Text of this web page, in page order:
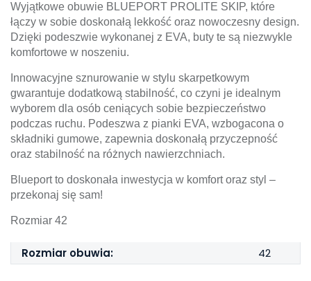
Wyjątkowe obuwie BLUEPORT PROLITE SKIP, które
łączy w sobie doskonałą lekkość oraz nowoczesny design.
Dzięki podeszwie wykonanej z EVA, buty te są niezwykle
komfortowe w noszeniu.
Innowacyjne sznurowanie w stylu skarpetkowym
gwarantuje dodatkową stabilność, co czyni je idealnym
wyborem dla osób ceniących sobie bezpieczeństwo
podczas ruchu. Podeszwa z pianki EVA, wzbogacona o
składniki gumowe, zapewnia doskonałą przyczepność
oraz stabilność na różnych nawierzchniach.
Blueport to doskonała inwestycja w komfort oraz styl –
przekonaj się sam!
Rozmiar 42
Rozmiar obuwia: 42